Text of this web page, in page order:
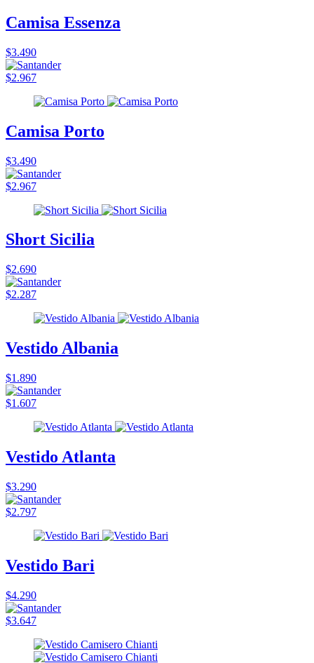
Camisa Essenza
$3.490
$2.967
Camisa Porto
$3.490
$2.967
Short Sicilia
$2.690
$2.287
Vestido Albania
$1.890
$1.607
Vestido Atlanta
$3.290
$2.797
Vestido Bari
$4.290
$3.647